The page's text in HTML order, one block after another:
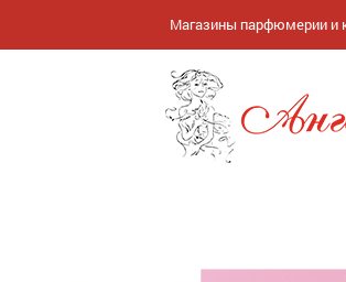
Магазины парфюмерии и